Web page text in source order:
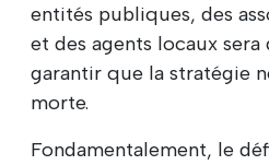
entités publiques, des
et des agents locaux
garantir que la stratégie
morte.
Fondamentalement, le